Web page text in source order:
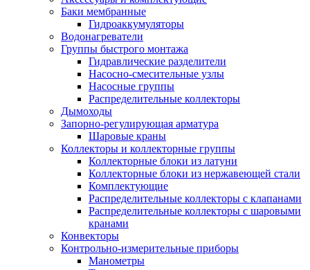
Баки мембранные
Гидроаккумуляторы
Водонагреватели
Группы быстрого монтажа
Гидравлические разделители
Насосно-смесительные узлы
Насосные группы
Распределительные коллекторы
Дымоходы
Запорно-регулирующая арматура
Шаровые краны
Коллекторы и коллекторные группы
Коллекторные блоки из латуни
Коллекторные блоки из нержавеющей стали
Комплектующие
Распределительные коллекторы с клапанами
Распределительные коллекторы с шаровыми
кранами
Конвекторы
Контрольно-измерительные приборы
Манометры